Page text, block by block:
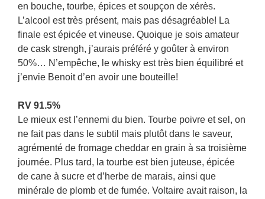
en bouche, tourbe, épices et soupçon de xérès.
L’alcool est très présent, mais pas désagréable! La
finale est épicée et vineuse. Quoique je sois amateur
de cask strengh, j’aurais préféré y goûter à environ
50%… N’empêche, le whisky est très bien équilibré et
j’envie Benoit d’en avoir une bouteille!
RV 91.5%
Le mieux est l’ennemi du bien. Tourbe poivre et sel, on
ne fait pas dans le subtil mais plutôt dans le saveur,
agrémenté de fromage cheddar en grain à sa troisième
journée. Plus tard, la tourbe est bien juteuse, épicée
de cane à sucre et d’herbe de marais, ainsi que
minérale de plomb et de fumée. Voltaire avait raison, la